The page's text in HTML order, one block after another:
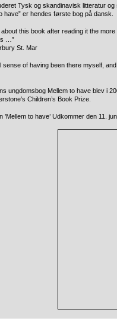
Tysk og skandinavisk litteratur
have” er hendes første bog på dansk.
about this book after reading it the
…”
St. Mar
sense of having been there myself,
ungdomsbog Mellem to have blev i
Children’s Book Prize.
’Mellem to have’ Udkommer den 11.